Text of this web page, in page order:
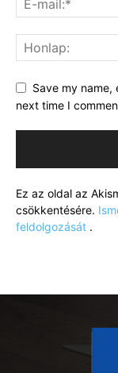
Save my name,
next time I
Ez az oldal az
csökkentésére.
feldolgozását .